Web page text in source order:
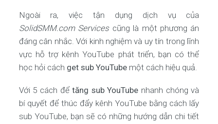
Ngoài ra, việc tận dụng dịch vụ của
SolidSMM.com Servicescũng là một phương án
đáng cân nhắc. Với kinh nghiệm và uy tín trong lĩnh
vực hỗ trợ kênh YouTube phát triển, bạn có thể
học hỏi cách get sub YouTubemột cách hiệu quả.
Với 5 cách đểtăng sub YouTube nhanh chóng và
bí quyết để thúc đẩy kênh YouTube bằng cách lấy
sub YouTube, bạn sẽ có những hướng dẫn chi tiết